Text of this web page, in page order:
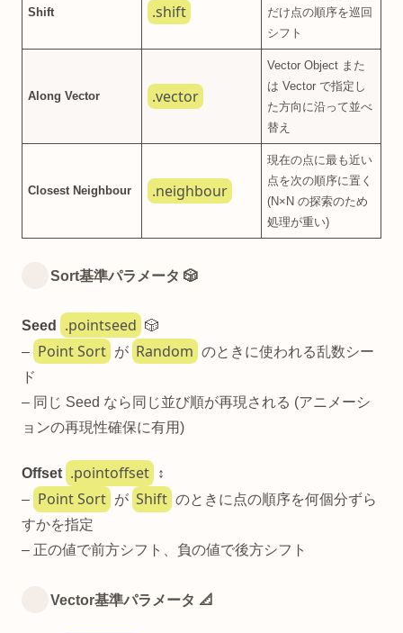
Shift .shift
だけ点の順序を巡回
シフト
Along Vector .vector
Vector Object また
は Vector で指定し
た方向に沿って並べ
替え
Closest Neighbour .neighbour
現在の点に最も近い
点を次の順序に置く
(N×N の探索のため
処理が重い)
Sort基準パラメータ 🎲
Seed .pointseed 🎲
– Point Sort が Random のときに使われる乱数シー
ド
– 同じ Seed なら同じ並び順が再現される (アニメーシ
ョンの再現性確保に有用)
Offset .pointoffset
↕️
– Point Sort が Shift のときに点の順序を何個分ずら
すかを指定
– 正の値で前方シフト、負の値で後方シフト
Vector基準パラメータ 📐